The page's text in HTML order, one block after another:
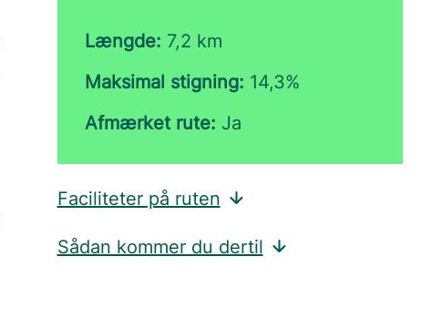
Længde: 7,2 km
Maksimal stigning: 14,3%
Afmærket rute: Ja
Faciliteter på ruten
Sådan kommer du dertil